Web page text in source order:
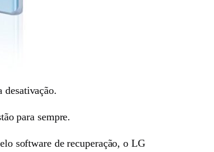
desativação.
para sempre.
software de recuperação, o LG